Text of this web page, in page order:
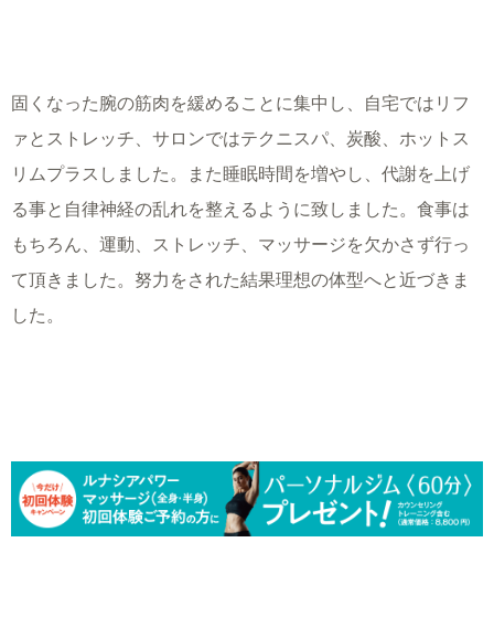
固くなった腕の筋肉を緩めることに集中し、自宅ではリフ
ァとストレッチ、サロンではテクニスパ、炭酸、ホットス
リムプラスしました。また睡眠時間を増やし、代謝を上げ
る事と自律神経の乱れを整えるように致しました。食事は
もちろん、運動、ストレッチ、マッサージを欠かさず行っ
て頂きました。努力をされた結果理想の体型へと近づきま
した。